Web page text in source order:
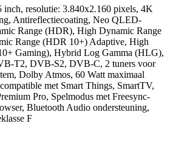
inch, resolutie: 3.840x2.160 pixels, 4K
Antireflectiecoating, Neo QLED-
Range (HDR), High Dynamic Range
Range (HDR 10+) Adaptive, High
Gaming), Hybrid Log Gamma (HLG),
T2, DVB-S2, DVB-C, 2 tuners voor
Dolby Atmos, 60 Watt maximaal
met Smart Things, SmartTV,
Pro, Spelmodus met Freesync-
Bluetooth Audio ondersteuning,
F